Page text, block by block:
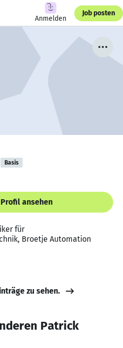
Anmelden
Job posten
Basis
Profil ansehen
für
Broetje Automation
zu sehen.
Patrick